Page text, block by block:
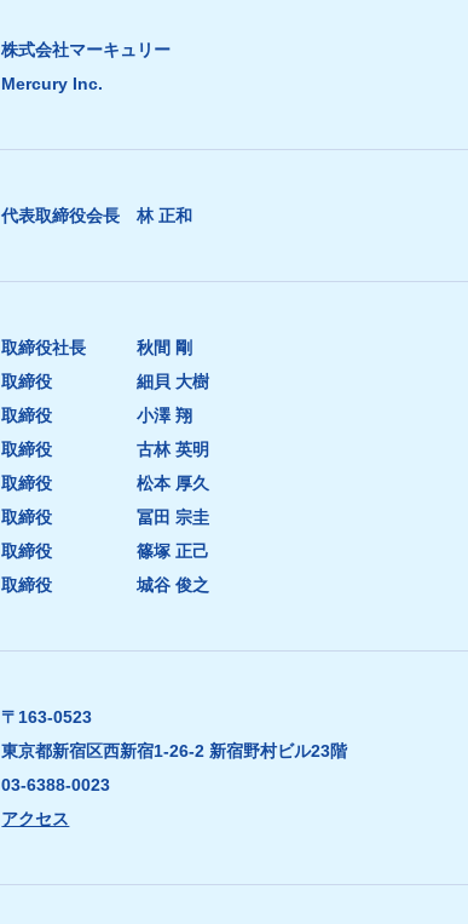
株式会社マーキュリー
Mercury Inc.
代表取締役会長 林 正和
取締役社長 秋間 剛
取締役 細貝 大樹
取締役 小澤 翔
取締役 古林 英明
取締役 松本 厚久
取締役 冨田 宗圭
取締役 篠塚 正己
取締役 城谷 俊之
〒163-0523
東京都新宿区西新宿1-26-2 新宿野村ビル23階
03-6388-0023
アクセス